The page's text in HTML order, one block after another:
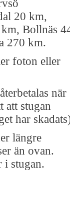
20 km,
Bollnäs
270 km.
foton eller
när
att stugan
har
längre
än ovan.
i stugan.